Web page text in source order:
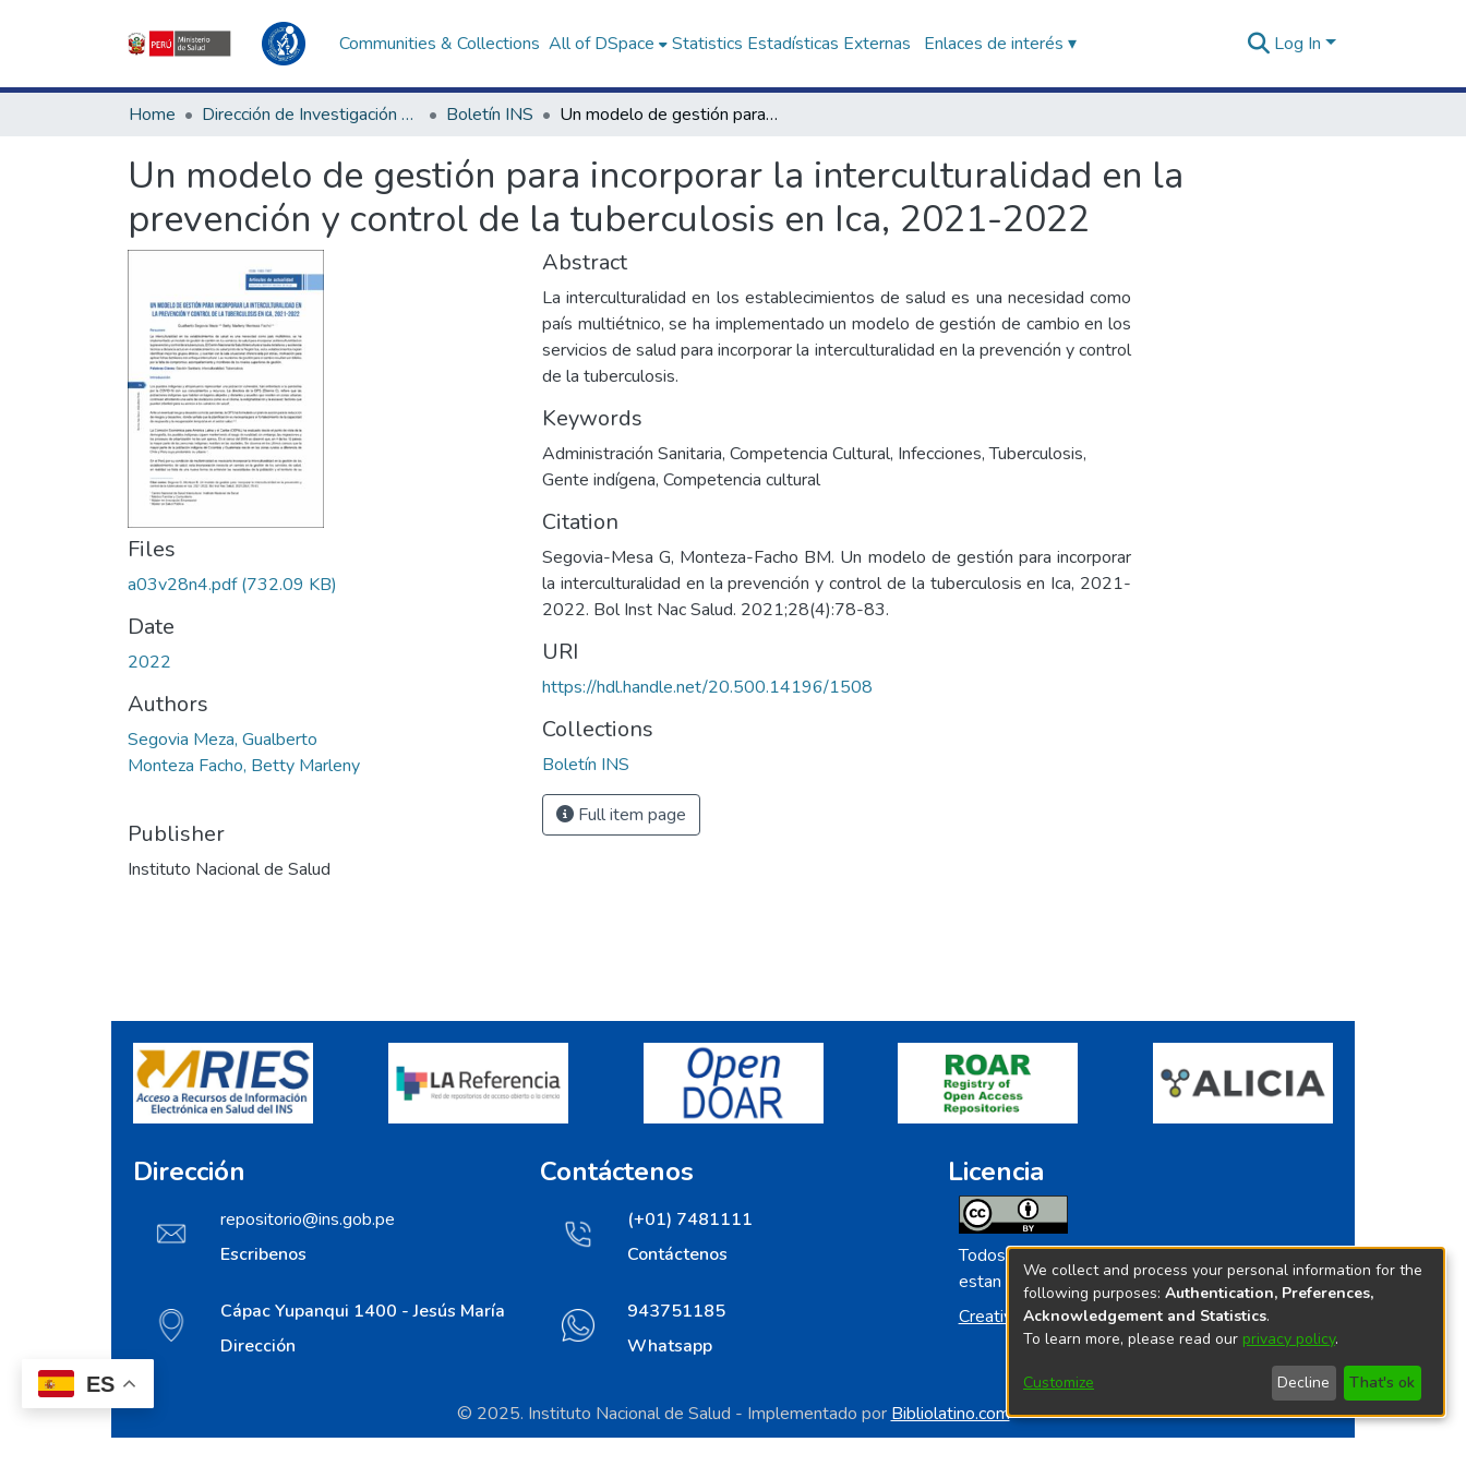
ES
Communities & Collections All of DSpace Statistics Estadísticas Externas Enlaces de interés ▾ Log In
Home Dirección de Investigación e Innovación en Salud Boletín INS Un modelo de gestión para incorporar la interculturalidad en la prevención y control de la tuberculosis en Ica, 2021-2022
Un modelo de gestión para incorporar la interculturalidad en la
prevención y control de la tuberculosis en Ica, 2021-2022
Files
a03v28n4.pdf(732.09 KB)
Date
2022
Authors
Segovia Meza, Gualberto
Monteza Facho, Betty Marleny
Publisher
Instituto Nacional de Salud
Abstract
La interculturalidad en los establecimientos de salud es una necesidad como
país multiétnico, se ha implementado un modelo de gestión de cambio en los
servicios de salud para incorporar la interculturalidad en la prevención y control
de la tuberculosis.
Keywords
Administración Sanitaria, Competencia Cultural, Infecciones,Tuberculosis,
Gente indígena, Competencia cultural
Citation
Segovia-Mesa G, Monteza-Facho BM. Un modelo de gestión para incorporar
la interculturalidad en la prevención y control de la tuberculosis en Ica, 2021-
2022. Bol Inst Nac Salud. 2021;28(4):78-83.
URI
https://hdl.handle.net/20.500.14196/1508
Collections
Boletín INS
Full item page
Dirección
repositorio@ins.gob.pe
Escribenos
Cápac Yupanqui 1400 - Jesús María
Dirección
Contáctenos
(+01) 7481111
Contáctenos
943751185
Whatsapp
Licencia
Todos los contenidos de repositorio.ins.gob.pe
estan licenciados bajo
Creative Commoms License
© 2025. Instituto Nacional de Salud - Implementado por Bibliolatino.com
We collect and process your personal information for the
following purposes: Authentication, Preferences,
Acknowledgement and Statistics.
To learn more, please read our privacy policy.
Customize Decline That's ok